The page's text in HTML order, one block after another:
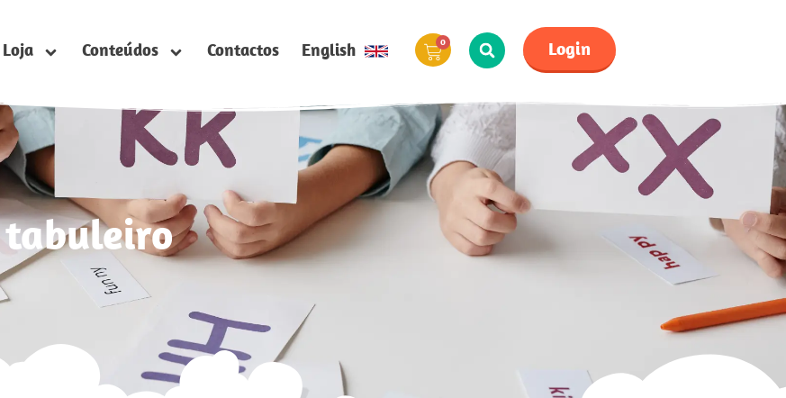
Loja Conteúdos Contactos English 0 Login
tabuleiro